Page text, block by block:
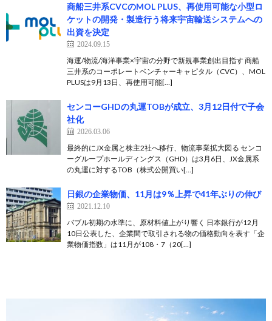
商船三井系CVCのMOL PLUS、再使用可能な小型ロ
ケットの開発・製造行う将来宇宙輸送システムへの
出資を決定
2024.09.15
海運/物流/海洋事業×宇宙の分野で新規事業創出目指す 商船
三井系のコーポレートベンチャーキャピタル（CVC）、MOL
PLUSは9月13日、再使用可能[…]
センコーGHDの丸運TOBが成立、3月12日付で子会
社化
2026.03.06
最終的にJX金属と株主2社へ移行、物流事業拡大図る センコ
ーグループホールディングス（GHD）は3月6日、JX金属系
の丸運に対するTOB（株式公開買い[…]
日銀の企業物価、11月は9％上昇で41年ぶりの伸び
2021.12.10
バブル初期の水準に、原材料値上がり響く 日本銀行が12月
10日公表した、企業間で取引される物の価格動向を表す「企
業物価指数」は11月が108・7（20[…]